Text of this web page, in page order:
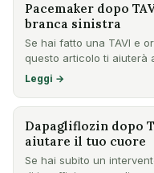
Pacemaker dopo
branca sinistra
Se hai fatto una TAVI e
questo articolo ti aiuterà
Leggi →
Dapagliflozin dopo
aiutare il tuo cuore
Se hai subito un